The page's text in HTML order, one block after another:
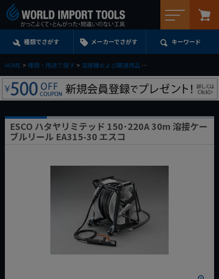
種類でさがす メーカーでさがす キーワード
HOME 種類・用途で探す 溶接機および関連用品
ESCO ハタヤリミテッド 150･220A 30m 溶接ケー
ブルリール EA315-30 エスコ